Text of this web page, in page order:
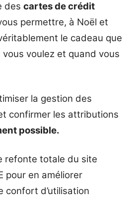
des cartes de crédit
permettre, à Noël et
le cadeau que
voulez et quand vous
la gestion des
confirmer les attributions
possible.
refonte totale du site
pour en améliorer
confort d’utilisation